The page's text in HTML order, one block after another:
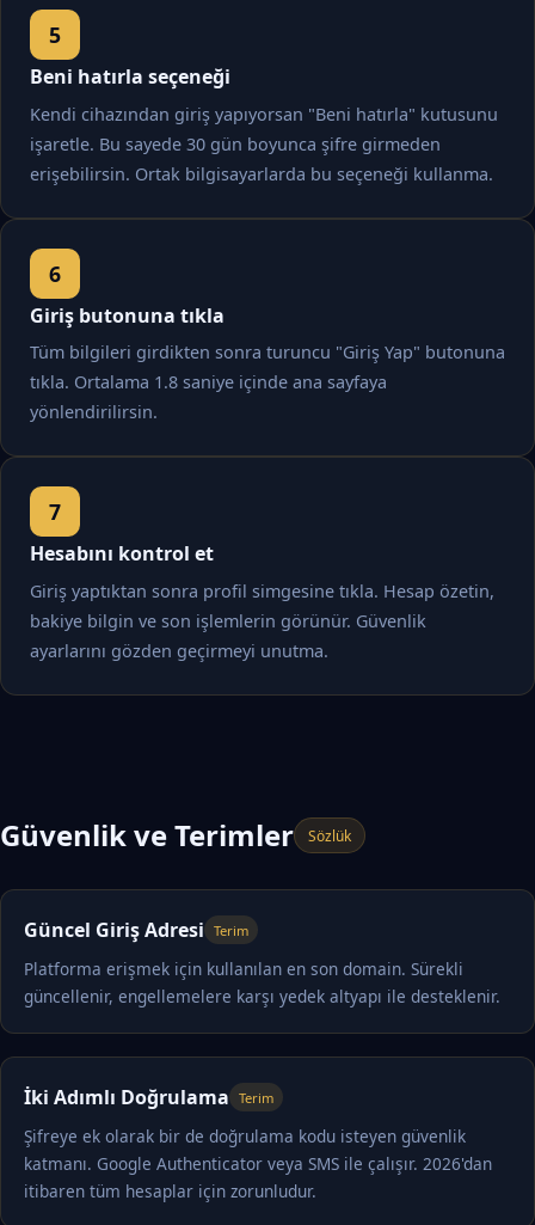
Beni hatırla seçeneği
Kendi cihazından giriş yapıyorsan "Beni hatırla" kutusunu
işaretle. Bu sayede 30 gün boyunca şifre girmeden
erişebilirsin. Ortak bilgisayarlarda bu seçeneği kullanma.
Giriş butonuna tıkla
Tüm bilgileri girdikten sonra turuncu "Giriş Yap" butonuna
tıkla. Ortalama 1.8 saniye içinde ana sayfaya
yönlendirilirsin.
Hesabını kontrol et
Giriş yaptıktan sonra profil simgesine tıkla. Hesap özetin,
bakiye bilgin ve son işlemlerin görünür. Güvenlik
ayarlarını gözden geçirmeyi unutma.
Güvenlik ve Terimler Sözlük
Güncel Giriş Adresi Terim
Platforma erişmek için kullanılan en son domain. Sürekli
güncellenir, engellemelere karşı yedek altyapı ile desteklenir.
İki Adımlı Doğrulama Terim
Şifreye ek olarak bir de doğrulama kodu isteyen güvenlik
katmanı. Google Authenticator veya SMS ile çalışır. 2026'dan
itibaren tüm hesaplar için zorunludur.